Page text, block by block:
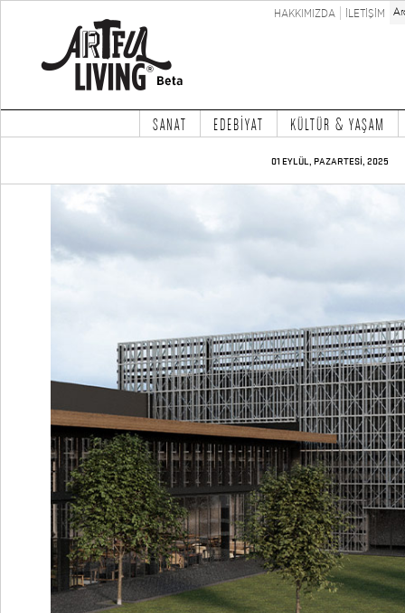
HAKKIMIZDA İLETİŞİM
SANAT EDEBİYAT KÜLTÜR & YAŞAM
01 EYLÜL, PAZARTESİ, 2025